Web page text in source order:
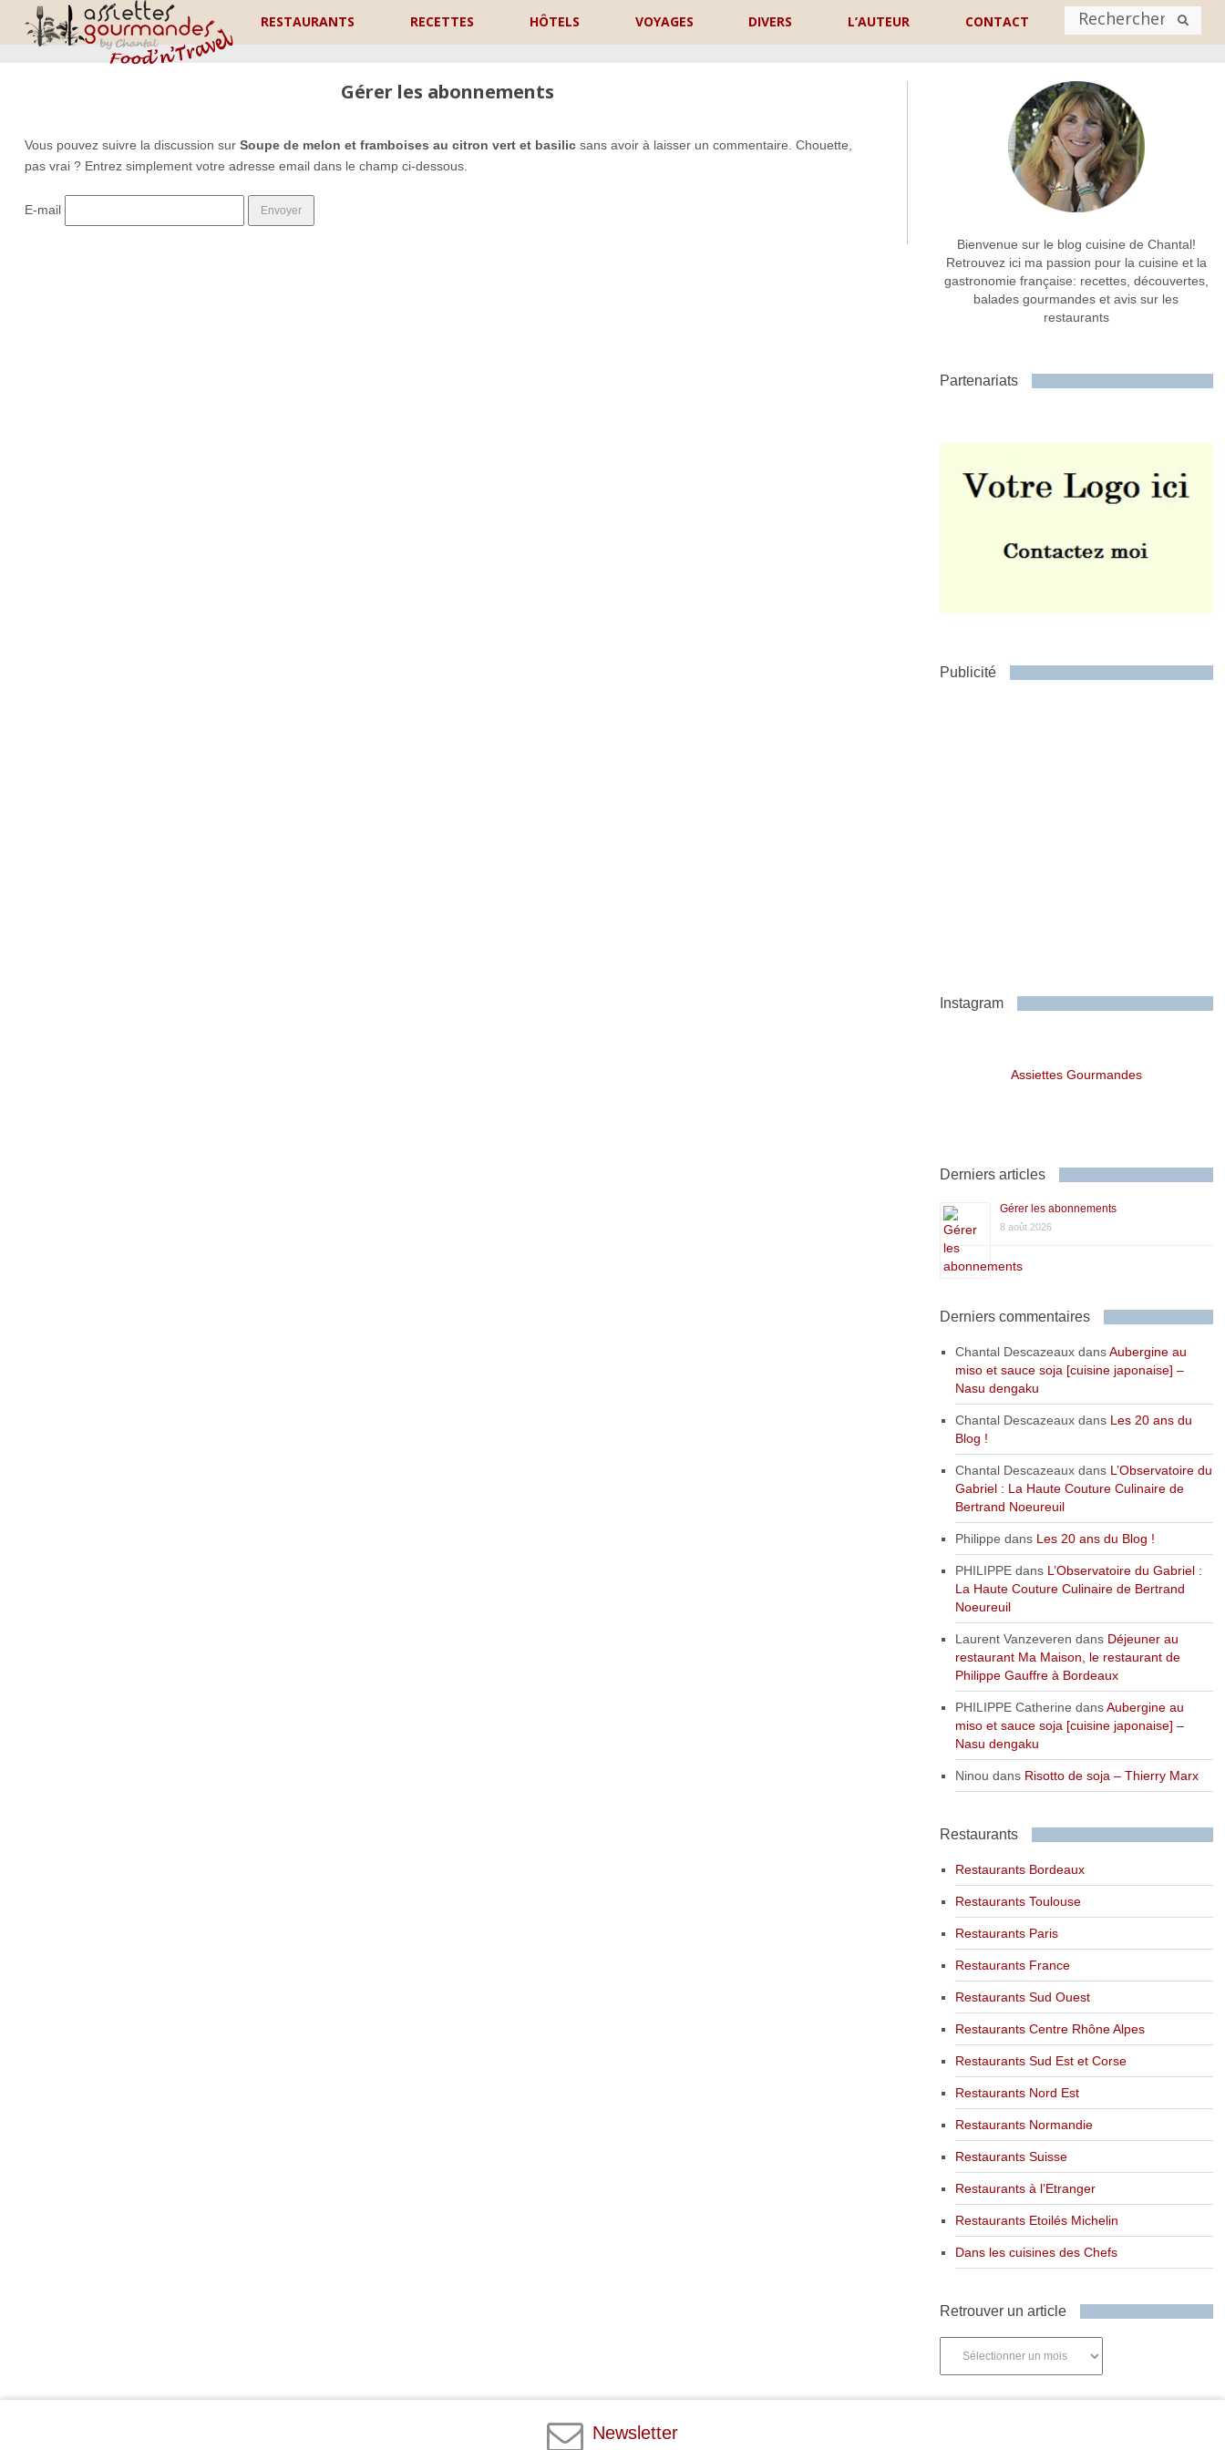
RESTAURANTS RECETTES HÔTELS VOYAGES DIVERS L’AUTEUR CONTACT
Nom
Commentaire ou message *
Gérer les abonnements
Vous pouvez suivre la discussion sur Soupe de melon et framboises au citron vert et basilicsans avoir à laisser un commentaire. Chouette,
pas vrai ? Entrez simplement votre adresse email dans le champ ci-dessous.
E-mail
Bienvenue sur le blog cuisine de Chantal!
Retrouvez ici ma passion pour la cuisine et la
gastronomie française: recettes, découvertes,
balades gourmandes et avis sur les
restaurants
Partenariats
Publicité
Instagram
Assiettes Gourmandes
Derniers articles
Gérer les abonnements
8 août 2026
Derniers commentaires
Chantal DescazeauxdansAubergine au
miso et sauce soja [cuisine japonaise] –
Nasu dengaku
Chantal Descazeauxdans Les 20 ans du
Blog !
Chantal Descazeauxdans L’Observatoire du
Gabriel : La Haute Couture Culinaire de
Bertrand Noeureuil
Philippe dans Les 20 ans du Blog !
PHILIPPEdans L’Observatoire du Gabriel :
La Haute Couture Culinaire de Bertrand
Noeureuil
Laurent Vanzeveren dans Déjeuner au
restaurant Ma Maison, le restaurant de
Philippe Gauffre à Bordeaux
PHILIPPE Catherine dansAubergine au
miso et sauce soja [cuisine japonaise] –
Nasu dengaku
Ninou dans Risotto de soja – Thierry Marx
Restaurants
Restaurants Bordeaux
Restaurants Toulouse
Restaurants Paris
Restaurants France
Restaurants Sud Ouest
Restaurants Centre Rhône Alpes
Restaurants Sud Est et Corse
Restaurants Nord Est
Restaurants Normandie
Restaurants Suisse
Restaurants à l’Etranger
Restaurants Etoilés Michelin
Dans les cuisines des Chefs
Retrouver un article
Newsletter